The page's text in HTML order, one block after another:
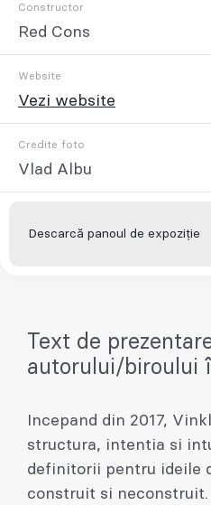
Constructor
Red Cons
Website
Vezi website
Credite foto
Vlad Albu
Descarcă panoul de expoziție
Text de
autorului/biroului
Incepand din 2017,
structura, intentia si
definitorii pentru ideile
construit si neconstruit.